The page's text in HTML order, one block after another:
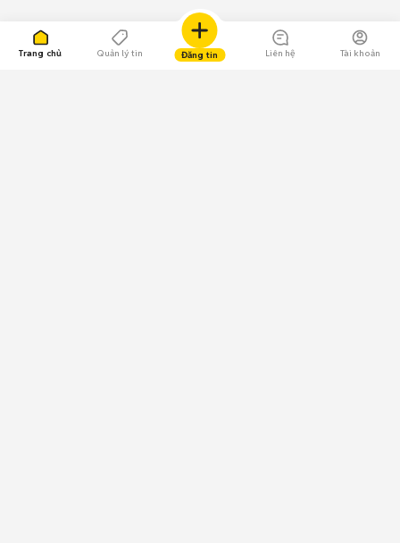
Trang chủ Quản lý tin Đăng tin Liên hệ Tài khoản